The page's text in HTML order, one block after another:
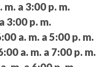
m. a 3:00 p. m.
3:00 p. m.
a. m. a 5:00 p. m.
a. m. a 7:00 p. m.